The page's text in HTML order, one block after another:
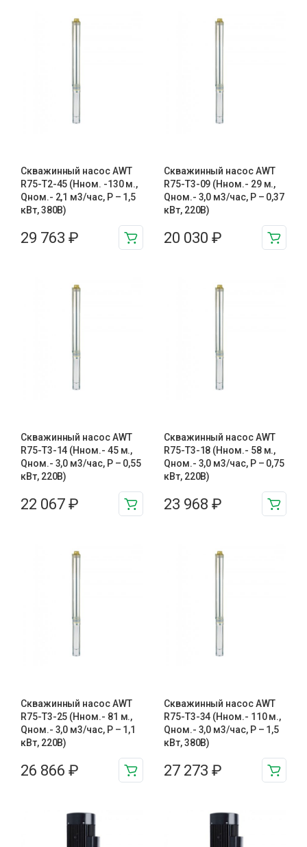
Скважинный насос AWT
R75-T2-45 (Нном. -130 м.,
Qном.- 2,1 м3/час, Р – 1,5
кВт, 380В)
29 763 ₽
Скважинный насос AWT
R75-T3-09 (Нном.- 29 м.,
Qном.- 3,0 м3/час, Р – 0,37
кВт, 220В)
20 030 ₽
Скважинный насос AWT
R75-T3-14 (Нном.- 45 м.,
Qном.- 3,0 м3/час, Р – 0,55
кВт, 220В)
22 067 ₽
Скважинный насос AWT
R75-T3-18 (Нном.- 58 м.,
Qном.- 3,0 м3/час, Р – 0,75
кВт, 220В)
23 968 ₽
Скважинный насос AWT
R75-T3-25 (Нном.- 81 м.,
Qном.- 3,0 м3/час, Р – 1,1
кВт, 220В)
26 866 ₽
Скважинный насос AWT
R75-T3-34 (Нном.- 110 м.,
Qном.- 3,0 м3/час, Р – 1,5
кВт, 380В)
27 273 ₽